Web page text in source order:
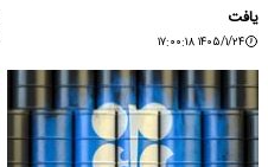
یافت
۱۴۰۵/۱/۲۴ ۱۷:۰۰:۱۸